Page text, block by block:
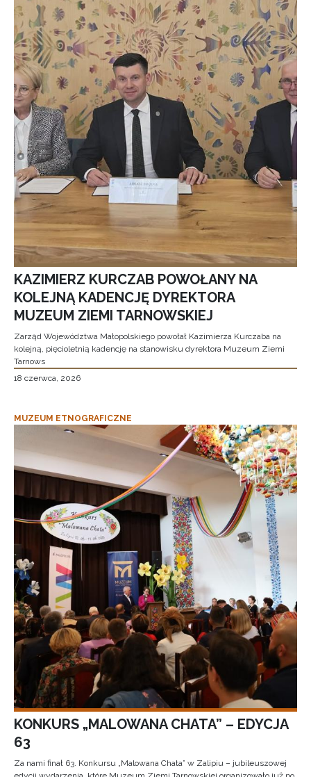
KAZIMIERZ KURCZAB POWOŁANY NA
KOLEJNĄ KADENCJĘ DYREKTORA
MUZEUM ZIEMI TARNOWSKIEJ
Zarząd Województwa Małopolskiego powołał Kazimierza Kurczaba na
kolejną, pięcioletnią kadencję na stanowisku dyrektora Muzeum Ziemi
Tarnows
18 czerwca, 2026
MUZEUM ETNOGRAFICZNE
KONKURS „MALOWANA CHATA” – EDYCJA
63
Za nami finał 63. Konkursu „Malowana Chata” w Zalipiu – jubileuszowej